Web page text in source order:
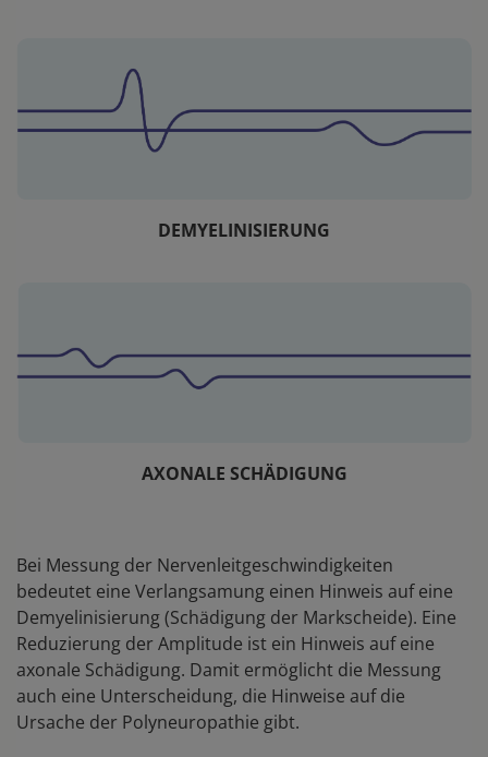
DEMYELINISIERUNG
AXONALE SCHÄDIGUNG
Bei Messung der Nervenleitgeschwindigkeiten
bedeutet eine Verlangsamung einen Hinweis auf eine
Demyelinisierung (Schädigung der Markscheide). Eine
Reduzierung der Amplitude ist ein Hinweis auf eine
axonale Schädigung. Damit ermöglicht die Messung
auch eine Unterscheidung, die Hinweise auf die
Ursache der Polyneuropathie gibt.